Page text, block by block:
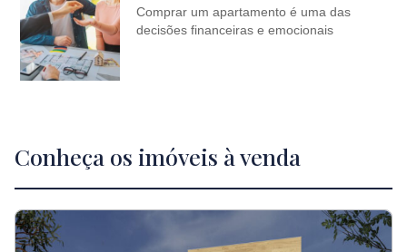
Comprar um apartamento é uma das
decisões financeiras e emocionais
Conheça os imóveis à venda